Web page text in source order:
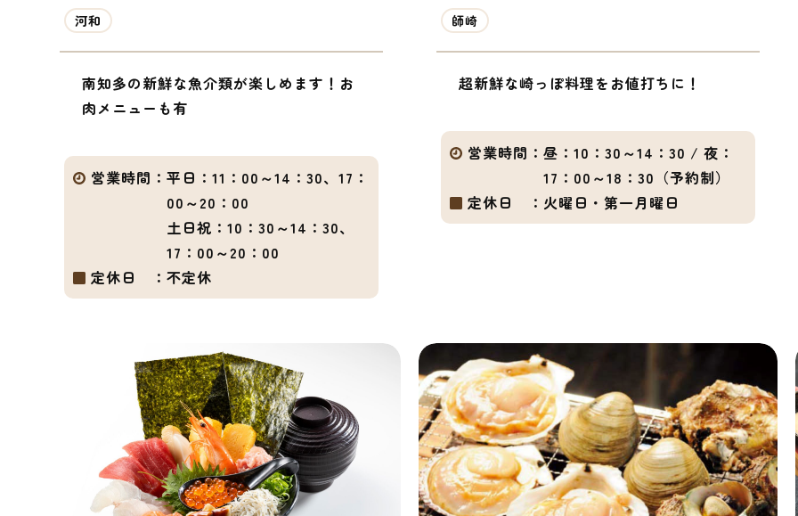
河和
南知多の新鮮な魚介類が楽しめます！お
肉メニューも有
営業時間： 平日：11：00～14：30、17：
00～20：00
土日祝：10：30～14：30、
17：00～20：00
定休日 ： 不定休
師崎
超新鮮な崎っぽ料理をお値打ちに！
営業時間： 昼：10：30～14：30 / 夜：
17：00～18：30（予約制）
定休日 ： 火曜日・第一月曜日